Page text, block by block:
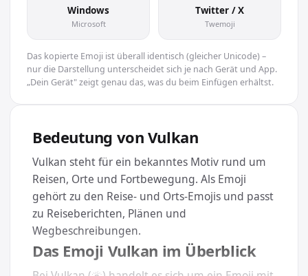
Windows
Microsoft
Twitter / X
Twemoji
Das kopierte Emoji ist überall identisch (gleicher Unicode) –
nur die Darstellung unterscheidet sich je nach Gerät und App.
„Dein Gerät" zeigt genau das, was du beim Einfügen erhältst.
Bedeutung von Vulkan
Vulkan steht für ein bekanntes Motiv rund um
Reisen, Orte und Fortbewegung. Als Emoji
gehört zu den Reise- und Orts-Emojis und passt
zu Reiseberichten, Plänen und
Wegbeschreibungen.
Das Emoji Vulkan im Überblick